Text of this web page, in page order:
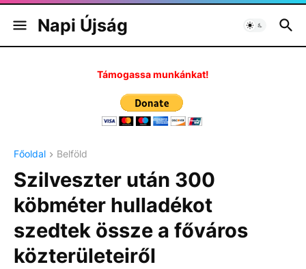
Napi Újság
Támogassa munkánkat!
Főoldal Belföld
Szilveszter után 300
köbméter hulladékot
szedtek össze a főváros
közterületeiről